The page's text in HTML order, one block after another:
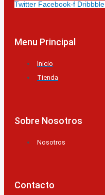
Twitter Facebook-f Dribbble
Menu Principal
Inicio
Tienda
Sobre Nosotros
Nosotros
Contacto